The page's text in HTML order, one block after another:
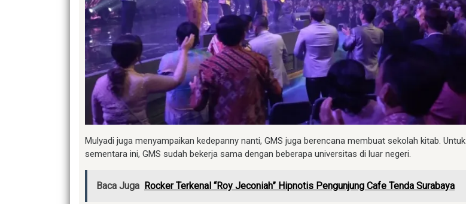
Mulyadi juga menyampaikan kedepanny nanti, GMS juga berencana membuat sekolah kitab. Untuk
sementara ini, GMS sudah bekerja sama dengan beberapa universitas di luar negeri.
Baca Juga Rocker Terkenal “Roy Jeconiah” Hipnotis Pengunjung Cafe Tenda Surabaya